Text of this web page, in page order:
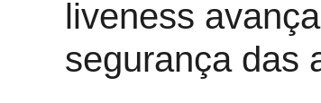
liveness
segurança das